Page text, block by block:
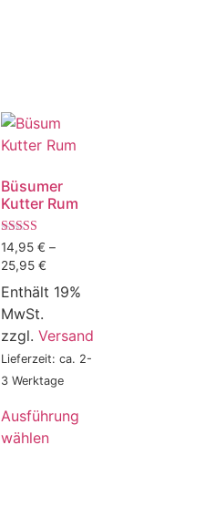
Büsumer
Kutter Rum
Bewertet mit
5.00
von 5
14,95 € –
25,95 €
Enthält 19%
MwSt.
zzgl. Versand
Lieferzeit: ca. 2-
3 Werktage
Ausführung
wählen